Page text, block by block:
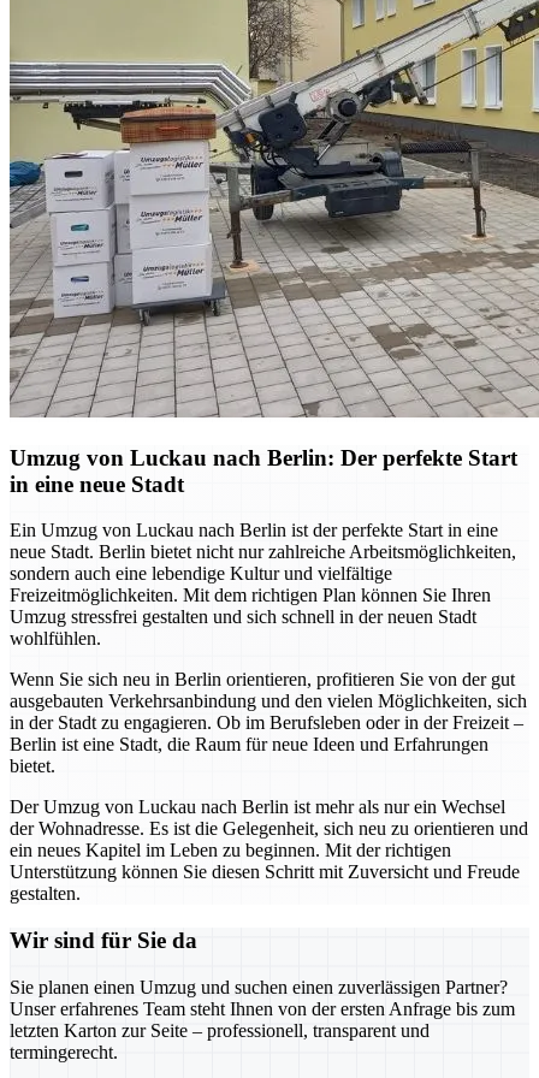
Umzug von Luckau nach Berlin: Der perfekte Start
in eine neue Stadt
Ein Umzug von Luckau nach Berlin ist der perfekte Start in eine
neue Stadt. Berlin bietet nicht nur zahlreiche Arbeitsmöglichkeiten,
sondern auch eine lebendige Kultur und vielfältige
Freizeitmöglichkeiten. Mit dem richtigen Plan können Sie Ihren
Umzug stressfrei gestalten und sich schnell in der neuen Stadt
wohlfühlen.
Wenn Sie sich neu in Berlin orientieren, profitieren Sie von der gut
ausgebauten Verkehrsanbindung und den vielen Möglichkeiten, sich
in der Stadt zu engagieren. Ob im Berufsleben oder in der Freizeit –
Berlin ist eine Stadt, die Raum für neue Ideen und Erfahrungen
bietet.
Der Umzug von Luckau nach Berlin ist mehr als nur ein Wechsel
der Wohnadresse. Es ist die Gelegenheit, sich neu zu orientieren und
ein neues Kapitel im Leben zu beginnen. Mit der richtigen
Unterstützung können Sie diesen Schritt mit Zuversicht und Freude
gestalten.
Wir sind für Sie da
Sie planen einen Umzug und suchen einen zuverlässigen Partner?
Unser erfahrenes Team steht Ihnen von der ersten Anfrage bis zum
letzten Karton zur Seite – professionell, transparent und
termingerecht.